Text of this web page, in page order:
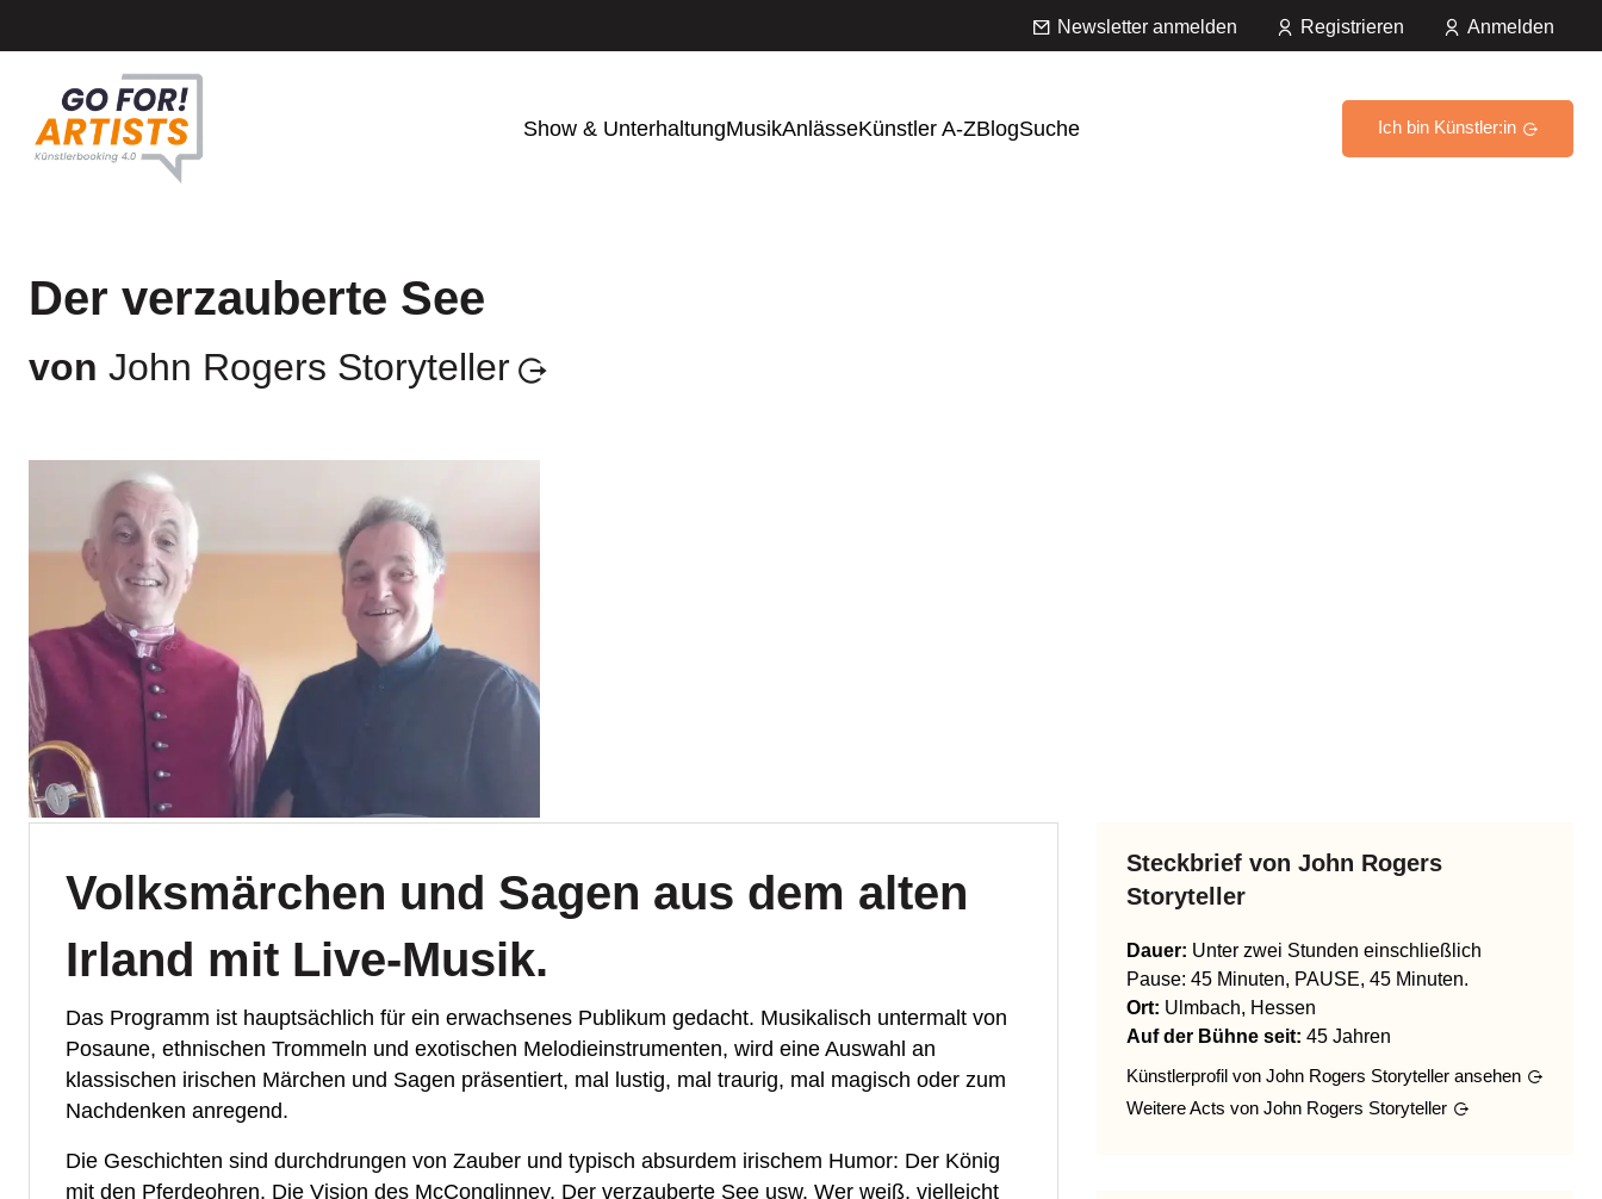
Newsletter anmelden Registrieren Anmelden
Show & UnterhaltungMusikAnlässeKünstler A-ZBlogSuche Ich bin Künstler:in
Der verzauberte See
von John Rogers Storyteller
Volksmärchen und Sagen aus dem alten
Irland mit Live-Musik.
Das Programm ist hauptsächlich für ein erwachsenes Publikum gedacht. Musikalisch untermalt von
Posaune, ethnischen Trommeln und exotischen Melodieinstrumenten, wird eine Auswahl an
klassischen irischen Märchen und Sagen präsentiert, mal lustig, mal traurig, mal magisch oder zum
Nachdenken anregend.
Die Geschichten sind durchdrungen von Zauber und typisch absurdem irischem Humor: Der König
mit den Pferdeohren, Die Vision des McConglinney, Der verzauberte See usw. Wer weiß, vielleicht
Steckbrief von John Rogers
Storyteller
Dauer: Unter zwei Stunden einschließlich
Pause: 45 Minuten, PAUSE, 45 Minuten.
Ort: Ulmbach, Hessen
Auf der Bühne seit: 45 Jahren
Künstlerprofil von John Rogers Storyteller ansehen
Weitere Acts von John Rogers Storyteller